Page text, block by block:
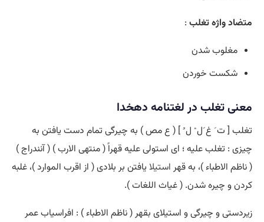
متضاد واژه تغلب :
مغلوب شدن
شکست خوردن
معنی تغلب در لغتنامه دهخدا
تغلب [ ت َ غ َل ْ ل ُ ] ( ع مص ) به چیرگی تمام دست یافتن به
چیزی : تغلب علیه ؛ ای استولی علیه قهراً ( منتهی الارب ) ( آنندراج )
( ناظم الاطباء )، به قهر استیلایافتن بر بلادی ( از اقرب الموارد )، غلبه
کردن و چیره شدن. ( غیاث اللغات ).
زیردستی و چیرگی و استیلای بقهر ( ناظم الاطباء ) : افراسیاب عمر